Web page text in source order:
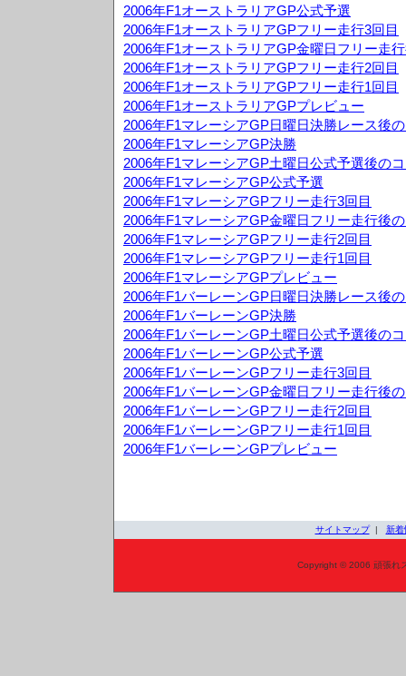
2006年F1オーストラリアGP公式予選
2006年F1オーストラリアGPフリー走行3回目
2006年F1オーストラリアGP金曜日フリー走
2006年F1オーストラリアGPフリー走行2回目
2006年F1オーストラリアGPフリー走行1回目
2006年F1オーストラリアGPプレビュー
2006年F1マレーシアGP日曜日決勝レース後
2006年F1マレーシアGP決勝
2006年F1マレーシアGP土曜日公式予選後の
2006年F1マレーシアGP公式予選
2006年F1マレーシアGPフリー走行3回目
2006年F1マレーシアGP金曜日フリー走行後
2006年F1マレーシアGPフリー走行2回目
2006年F1マレーシアGPフリー走行1回目
2006年F1マレーシアGPプレビュー
2006年F1バーレーンGP日曜日決勝レース後
2006年F1バーレーンGP決勝
2006年F1バーレーンGP土曜日公式予選後の
2006年F1バーレーンGP公式予選
2006年F1バーレーンGPフリー走行3回目
2006年F1バーレーンGP金曜日フリー走行後
2006年F1バーレーンGPフリー走行2回目
2006年F1バーレーンGPフリー走行1回目
2006年F1バーレーンGPプレビュー
サイトマップ| 新着
Copyright © 2006 頑張れ